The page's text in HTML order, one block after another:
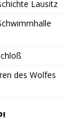
Lausitz
des Wolfes